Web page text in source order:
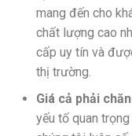
mang đến cho
chất lượng cao
cấp uy tín và
thị trường.
Giá cả phải
yếu tố quan